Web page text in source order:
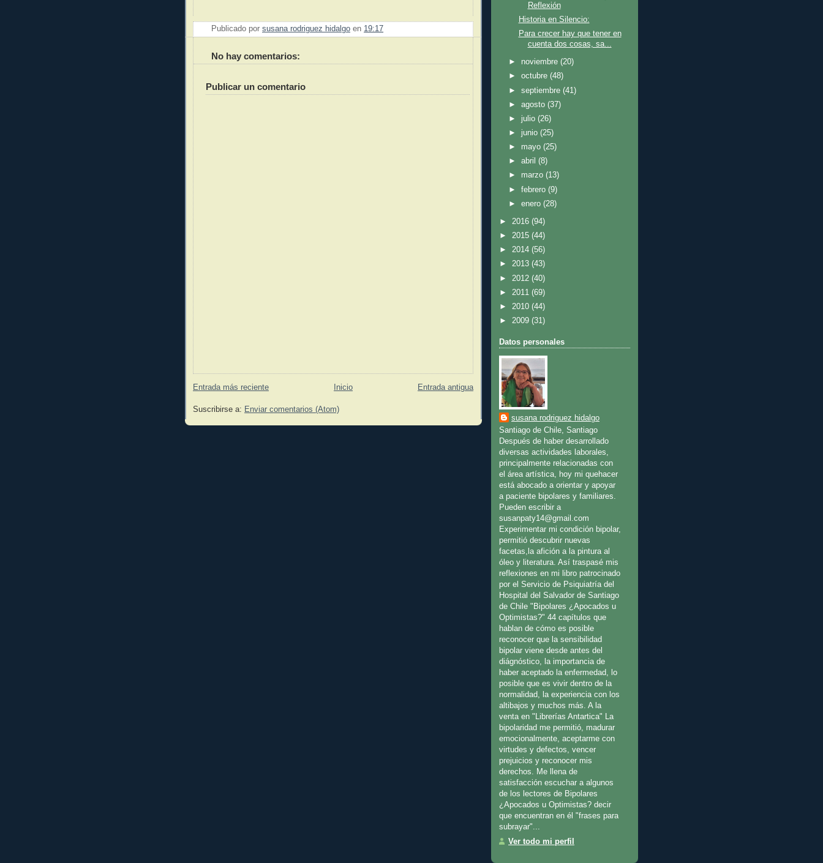
Publicado por susana rodriguez hidalgo en 19:17
No hay comentarios:
Publicar un comentario
Entrada más reciente Entrada antigua
Inicio
Suscribirse a: Enviar comentarios (Atom)
Reflexión
Historia en Silencio:
Para crecer hay que tener en
cuenta dos cosas, sa...
► noviembre(20)
►octubre(48)
►septiembre(41)
►agosto(37)
► julio(26)
► junio(25)
► mayo(25)
►abril(8)
► marzo(13)
►febrero(9)
►enero(28)
► 2016 (94)
► 2015 (44)
► 2014 (56)
► 2013 (43)
► 2012 (40)
► 2011 (69)
► 2010 (44)
► 2009 (31)
Datos personales
susana rodriguez hidalgo
Santiago de Chile, Santiago
Después de haber desarrollado
diversas actividades laborales,
principalmente relacionadas con
el área artística, hoy mi quehacer
está abocado a orientar y apoyar
a paciente bipolares y familiares.
Pueden escribir a
susanpaty14@gmail.com
Experimentar mi condición bipolar,
permitió descubrir nuevas
facetas,la afición a la pintura al
óleo y literatura. Así traspasé mis
reflexiones en mi libro patrocinado
por el Servicio de Psiquiatría del
Hospital del Salvador de Santiago
de Chile "Bipolares ¿Apocados u
Optimistas?" 44 capítulos que
hablan de cómo es posible
reconocer que la sensibilidad
bipolar viene desde antes del
diágnóstico, la importancia de
haber aceptado la enfermedad, lo
posible que es vivir dentro de la
normalidad, la experiencia con los
altibajos y muchos más. A la
venta en "Librerías Antartica" La
bipolaridad me permitió, madurar
emocionalmente, aceptarme con
virtudes y defectos, vencer
prejuicios y reconocer mis
derechos. Me llena de
satisfacción escuchar a algunos
de los lectores de Bipolares
¿Apocados u Optimistas? decir
que encuentran en él "frases para
subrayar"...
Ver todo mi perfil